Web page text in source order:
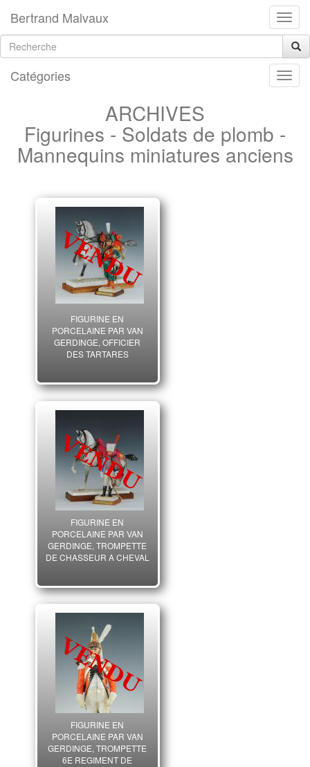
Bertrand Malvaux
Catégories
ARCHIVES
Figurines - Soldats de plomb -
Mannequins miniatures anciens
FIGURINE EN
PORCELAINE PAR VAN
GERDINGE, OFFICIER
DES TARTARES
AVEC SON CHEVAL,
PREMIER EMPIRE.
FIGURINE EN
PORCELAINE PAR VAN
GERDINGE, TROMPETTE
DE CHASSEUR A CHEVAL
PREMIER EMPIRE.
FIGURINE EN
PORCELAINE PAR VAN
GERDINGE, TROMPETTE
6E REGIMENT DE